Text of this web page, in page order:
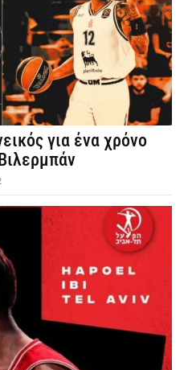
για ένα χρόνο